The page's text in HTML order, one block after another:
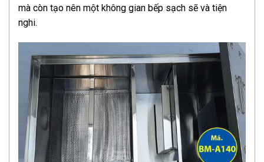
mà còn tạo nên một không gian bếp sạch sẽ và tiện
nghi.